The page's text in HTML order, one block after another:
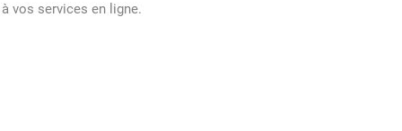
vos services en ligne.